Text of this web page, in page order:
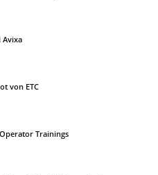
Avixa
von ETC
Trainings